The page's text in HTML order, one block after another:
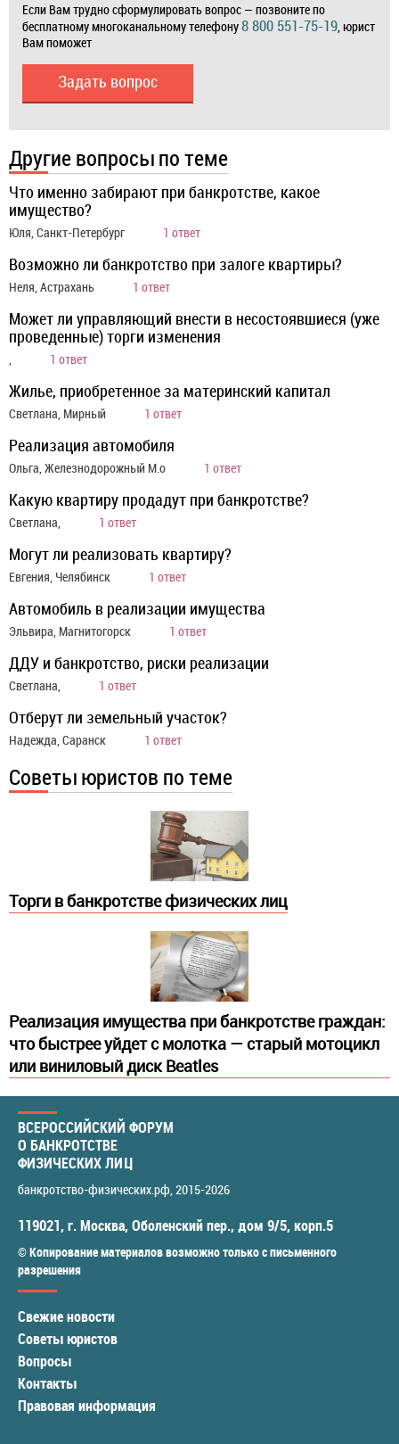
Если Вам трудно сформулировать вопрос — позвоните по
бесплатному многоканальному телефону8 800 551-75-19, юрист
Вам поможет
Задать вопрос
Другие вопросы по теме
Что именно забирают при банкротстве, какое
имущество?
Юля, Санкт-Петербург 1 ответ
Возможно ли банкротство при залоге квартиры?
Неля, Астрахань 1 ответ
Может ли управляющий внести в несостоявшиеся (уже
проведенные) торги изменения
, 1 ответ
Жилье, приобретенное за материнский капитал
Светлана, Мирный 1 ответ
Реализация автомобиля
Ольга, Железнодорожный М.о 1 ответ
Какую квартиру продадут при банкротстве?
Светлана, 1 ответ
Могут ли реализовать квартиру?
Евгения, Челябинск 1 ответ
Автомобиль в реализации имущества
Эльвира, Магнитогорск 1 ответ
ДДУ и банкротство, риски реализации
Светлана, 1 ответ
Отберут ли земельный участок?
Надежда, Саранск 1 ответ
Советы юристов по теме
Торги в банкротстве физических лиц
Реализация имущества при банкротстве граждан:
что быстрее уйдет с молотка — старый мотоцикл
или виниловый диск Beatles
ВСЕРОССИЙСКИЙ ФОРУМ
О БАНКРОТСТВЕ
ФИЗИЧЕСКИХ ЛИЦ
банкротство-физических.рф , 2015-2026
119021, г. Москва, Оболенский пер., дом 9/5, корп.5
© Копирование материалов возможно только с письменного
разрешения
Свежие новости
Советы юристов
Вопросы
Контакты
Правовая информация